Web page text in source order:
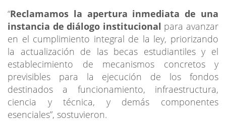
“Reclamamos la apertura inmediata de una
instancia de diálogo institucional para avanzar
en el cumplimiento integral de la ley, priorizando
la actualización de las becas estudiantiles y el
establecimiento de mecanismos concretos y
previsibles para la ejecución de los fondos
destinados a funcionamiento, infraestructura,
ciencia y técnica, y demás componentes
esenciales”, sostuvieron.